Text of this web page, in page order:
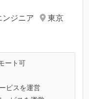
ジニア
東京
ート可
ビスを運営